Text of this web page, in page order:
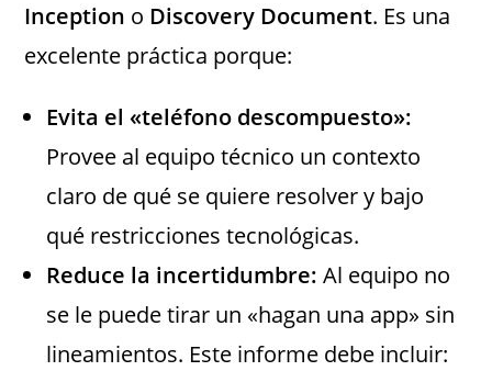
Inception o Discovery Document. Es una
excelente práctica porque:
Evita el «teléfono descompuesto»:
Provee al equipo técnico un contexto
claro de qué se quiere resolver y bajo
qué restricciones tecnológicas.
Reduce la incertidumbre: Al equipo no
se le puede tirar un «hagan una app» sin
lineamientos. Este informe debe incluir: